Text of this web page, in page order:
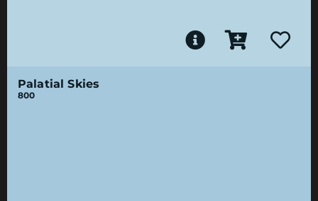
Palatial Skies
800